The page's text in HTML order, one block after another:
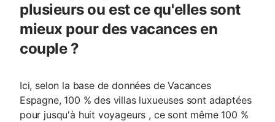
plusieurs ou est ce qu'elles sont
mieux pour des vacances en
couple ?
Ici, selon la base de données de Vacances
Espagne, 100 % des villas luxueuses sont adaptées
pour jusqu'à huit voyageurs , ce sont même 100 %